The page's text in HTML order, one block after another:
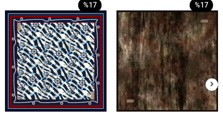
%17 %17